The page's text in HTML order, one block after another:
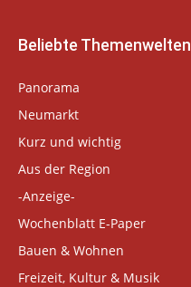
Beliebte Themenwelten
Panorama
Neumarkt
Kurz und wichtig
Aus der Region
-Anzeige-
Wochenblatt E-Paper
Bauen & Wohnen
Freizeit, Kultur & Musik